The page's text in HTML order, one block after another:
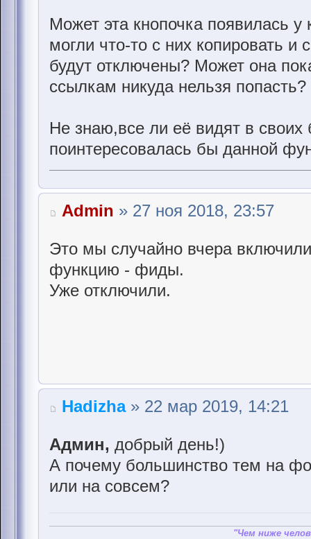
Может эта кнопочка появилась
могли что-то с них копировать и
будут отключены? Может она
ссылкам никуда нельзя попасть?
Не знаю,все ли её видят в
поинтересовалась бы данной
Admin » 27 ноя 2018, 23:57
Это мы случайно вчера
функцию - фиды.
Уже отключили.
Hadizha» 22 мар 2019, 14:21
Админ, добрый день!)
А почему большинство тем на
или на совсем?
"Чем ниже